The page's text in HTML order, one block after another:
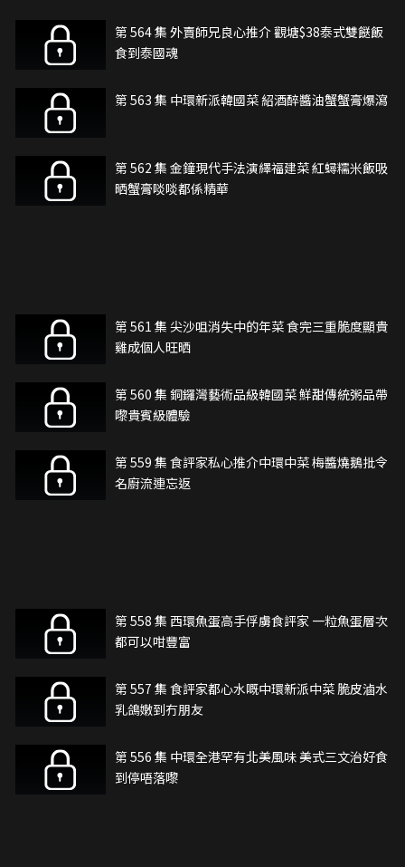
第 564 集 外賣師兄良心推介 觀塘$38泰式雙餸飯
食到泰國魂
第 563 集 中環新派韓國菜 紹酒醉醬油蟹蟹膏爆瀉
第 562 集 金鐘現代手法演繹福建菜 紅蟳糯米飯吸
晒蟹膏啖啖都係精華
第 561 集 尖沙咀消失中的年菜 食完三重脆度顯貴
雞成個人旺晒
第 560 集 銅鑼灣藝術品級韓國菜 鮮甜傳統粥品帶
嚟貴賓級體驗
第 559 集 食評家私心推介中環中菜 梅醬燒鵝批令
名廚流連忘返
第 558 集 西環魚蛋高手俘虜食評家 一粒魚蛋層次
都可以咁豐富
第 557 集 食評家都心水嘅中環新派中菜 脆皮滷水
乳鴿嫩到冇朋友
第 556 集 中環全港罕有北美風味 美式三文治好食
到停唔落嚟